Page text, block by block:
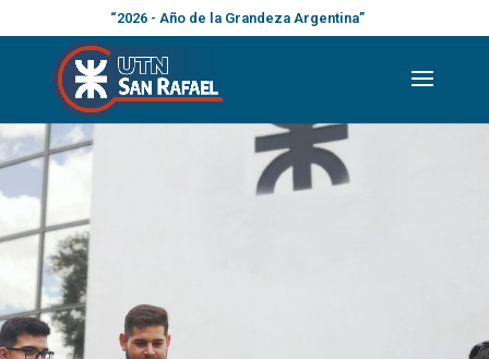
“2026 - Año de la Grandeza Argentina”